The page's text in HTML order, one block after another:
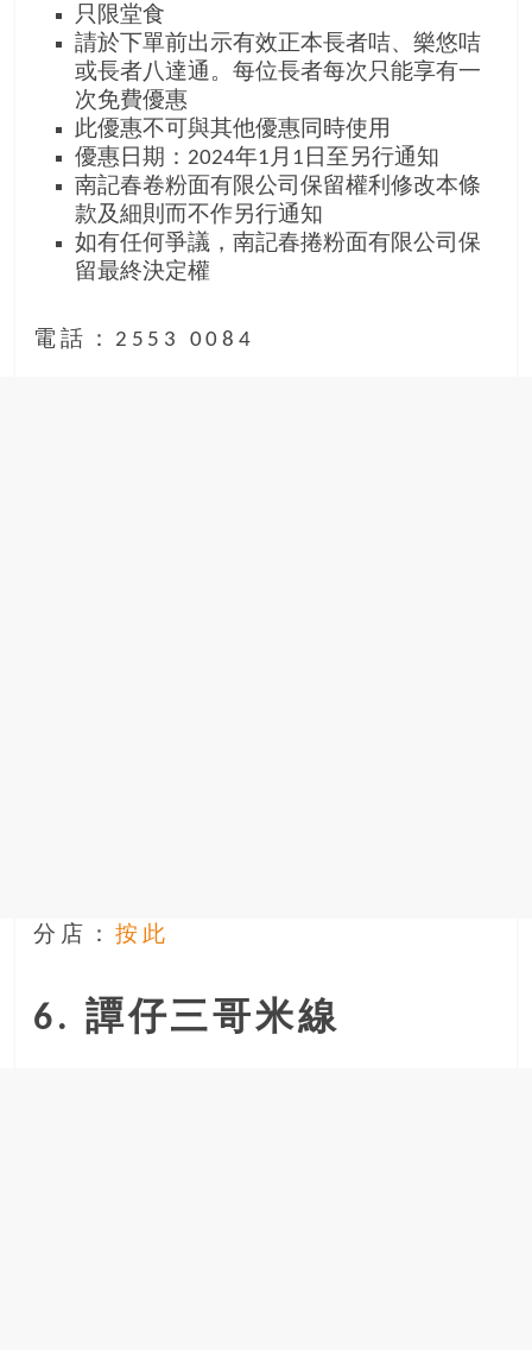
只限堂食
請於下單前出示有效正本長者咭、樂悠咭
或長者八達通。每位長者每次只能享有一
次免費優惠
此優惠不可與其他優惠同時使用
優惠日期：2024年1月1日至另行通知
南記春卷粉面有限公司保留權利修改本條
款及細則而不作另行通知
如有任何爭議，南記春捲粉面有限公司保
留最終決定權
電話：2553 0084
分店： 按此
6. 譚仔三哥米線